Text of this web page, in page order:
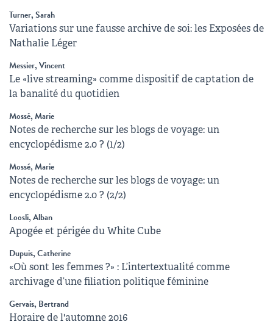
Turner, Sarah
Variations sur une fausse archive de soi: les Exposées de
Nathalie Léger
Messier, Vincent
Le «live streaming» comme dispositif de captation de
la banalité du quotidien
Mossé, Marie
Notes de recherche sur les blogs de voyage: un
encyclopédisme 2.0 ? (1/2)
Mossé, Marie
Notes de recherche sur les blogs de voyage: un
encyclopédisme 2.0 ? (2/2)
Loosli, Alban
Apogée et périgée du White Cube
Dupuis, Catherine
«Où sont les femmes ?» : L’intertextualité comme
archivage d’une filiation politique féminine
Gervais, Bertrand
Horaire de l'automne 2016